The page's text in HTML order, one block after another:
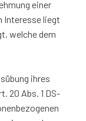
einer
Interesse liegt
welche dem
ihres
20 Abs. 1 DS-